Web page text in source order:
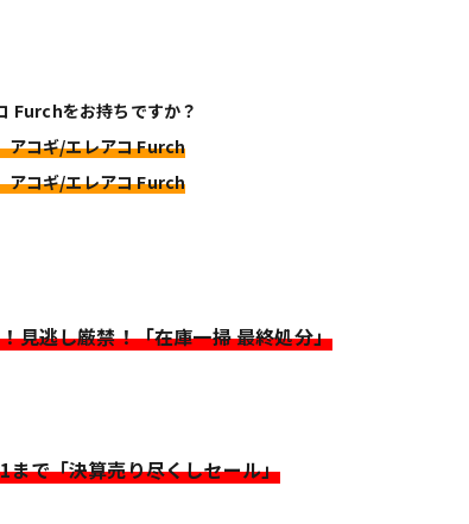
Furchをお持ちですか？
アコギ/エレアコ Furch
アコギ/エレアコ Furch
見逃し厳禁！「在庫一掃 最終処分」
で「決算売り尽くしセール」